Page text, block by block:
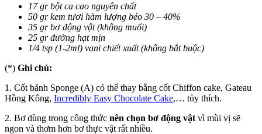
17 gr bột ca cao nguyên chất
50 gr kem tươi hàm lượng béo 30 – 40%
35 gr bơ động vật(không muối)
25 gr đường hạt mịn
1/4 tsp (1-2ml) vani chiết xuất(không bắt buộc)
(*) Ghi chú:
1. Cốt bánh Sponge (A) có thể thay bằng cốt Chiffon cake, Gateau
Hồng Kông, Incredibly Easy Chocolate Cake,… tủy thích.
2. Bơ dùng trong công thức nên chọn bơ động vật vì mùi vị sẽ
ngon và thơm hơn bơ thực vật rất nhiều.